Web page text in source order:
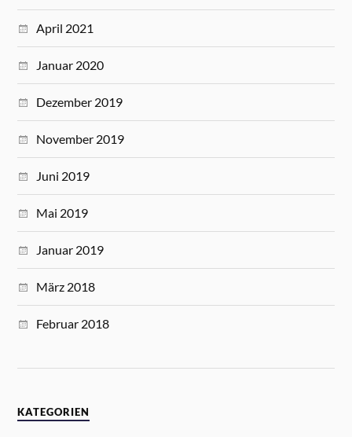
April 2021
Januar 2020
Dezember 2019
November 2019
Juni 2019
Mai 2019
Januar 2019
März 2018
Februar 2018
KATEGORIEN